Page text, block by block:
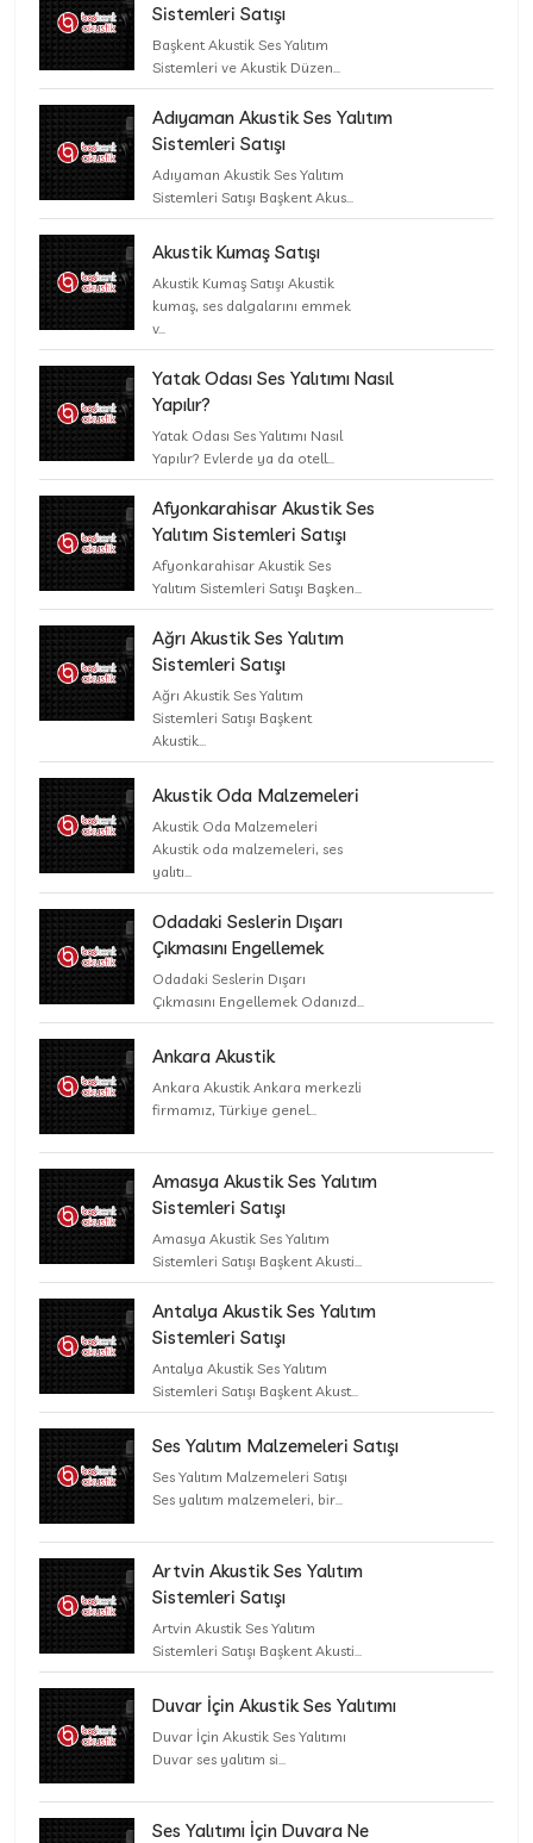
Sistemleri Satışı
Başkent Akustik Ses Yalıtım
Sistemleri ve Akustik Düzen...
Adıyaman Akustik Ses Yalıtım
Sistemleri Satışı
Adıyaman Akustik Ses Yalıtım
Sistemleri Satışı Başkent Akus...
Akustik Kumaş Satışı
Akustik Kumaş Satışı Akustik
kumaş, ses dalgalarını emmek
v...
Yatak Odası Ses Yalıtımı Nasıl
Yapılır?
Yatak Odası Ses Yalıtımı Nasıl
Yapılır? Evlerde ya da otell...
Afyonkarahisar Akustik Ses
Yalıtım Sistemleri Satışı
Afyonkarahisar Akustik Ses
Yalıtım Sistemleri Satışı Başken...
Ağrı Akustik Ses Yalıtım
Sistemleri Satışı
Ağrı Akustik Ses Yalıtım
Sistemleri Satışı Başkent
Akustik...
Akustik Oda Malzemeleri
Akustik Oda Malzemeleri
Akustik oda malzemeleri, ses
yalıtı...
Odadaki Seslerin Dışarı
Çıkmasını Engellemek
Odadaki Seslerin Dışarı
Çıkmasını Engellemek Odanızd...
Ankara Akustik
Ankara Akustik Ankara merkezli
firmamız, Türkiye genel...
Amasya Akustik Ses Yalıtım
Sistemleri Satışı
Amasya Akustik Ses Yalıtım
Sistemleri Satışı Başkent Akusti...
Antalya Akustik Ses Yalıtım
Sistemleri Satışı
Antalya Akustik Ses Yalıtım
Sistemleri Satışı Başkent Akust...
Ses Yalıtım Malzemeleri Satışı
Ses Yalıtım Malzemeleri Satışı
Ses yalıtım malzemeleri, bir...
Artvin Akustik Ses Yalıtım
Sistemleri Satışı
Artvin Akustik Ses Yalıtım
Sistemleri Satışı Başkent Akusti...
Duvar İçin Akustik Ses Yalıtımı
Duvar İçin Akustik Ses Yalıtımı
Duvar ses yalıtım si...
Ses Yalıtımı İçin Duvara Ne